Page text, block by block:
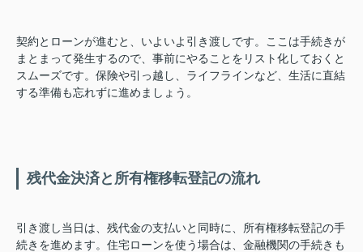
契約とローンが進むと、いよいよ引き渡しです。ここは手続きが
まとまって発生するので、事前にやることをリスト化しておくと
スムーズです。保険や引っ越し、ライフラインなど、生活に直結
する準備も忘れずに進めましょう。
残代金決済と所有権移転登記の流れ
引き渡し当日は、残代金の支払いと同時に、所有権移転登記の手
続きを進めます。住宅ローンを使う場合は、金融機関の手続きも